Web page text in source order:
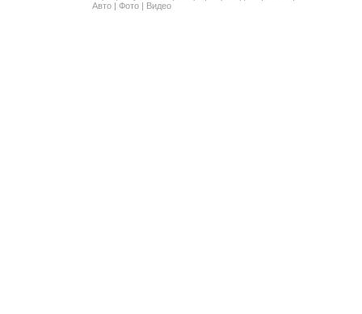
Авто
Фото Видео